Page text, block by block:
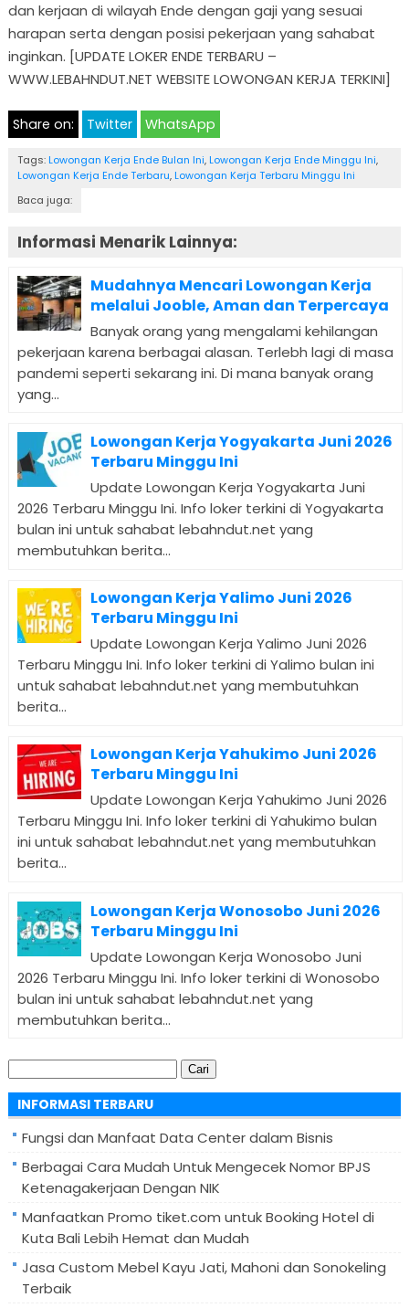
dan kerjaan di wilayah Ende dengan gaji yang sesuai
harapan serta dengan posisi pekerjaan yang sahabat
inginkan. [UPDATE LOKER ENDE TERBARU –
WWW.LEBAHNDUT.NET WEBSITE LOWONGAN KERJA TERKINI]
Share on: Twitter WhatsApp
Tags: Lowongan Kerja Ende Bulan Ini, Lowongan Kerja Ende Minggu Ini,
Lowongan Kerja Ende Terbaru, Lowongan Kerja Terbaru Minggu Ini
Baca juga:
Informasi Menarik Lainnya:
Mudahnya Mencari Lowongan Kerja
melalui Jooble, Aman dan Terpercaya
Banyak orang yang mengalami kehilangan
pekerjaan karena berbagai alasan. Terlebh lagi di masa
pandemi seperti sekarang ini. Di mana banyak orang
yang...
Lowongan Kerja Yogyakarta Juni 2026
Terbaru Minggu Ini
Update Lowongan Kerja Yogyakarta Juni
2026 Terbaru Minggu Ini. Info loker terkini di Yogyakarta
bulan ini untuk sahabat lebahndut.net yang
membutuhkan berita...
Lowongan Kerja Yalimo Juni 2026
Terbaru Minggu Ini
Update Lowongan Kerja Yalimo Juni 2026
Terbaru Minggu Ini. Info loker terkini di Yalimo bulan ini
untuk sahabat lebahndut.net yang membutuhkan
berita...
Lowongan Kerja Yahukimo Juni 2026
Terbaru Minggu Ini
Update Lowongan Kerja Yahukimo Juni 2026
Terbaru Minggu Ini. Info loker terkini di Yahukimo bulan
ini untuk sahabat lebahndut.net yang membutuhkan
berita...
Lowongan Kerja Wonosobo Juni 2026
Terbaru Minggu Ini
Update Lowongan Kerja Wonosobo Juni
2026 Terbaru Minggu Ini. Info loker terkini di Wonosobo
bulan ini untuk sahabat lebahndut.net yang
membutuhkan berita...
untuk:
INFORMASI TERBARU
Fungsi dan Manfaat Data Center dalam Bisnis
Berbagai Cara Mudah Untuk Mengecek Nomor BPJS
Ketenagakerjaan Dengan NIK
Manfaatkan Promo tiket.com untuk Booking Hotel di
Kuta Bali Lebih Hemat dan Mudah
Jasa Custom Mebel Kayu Jati, Mahoni dan Sonokeling
Terbaik